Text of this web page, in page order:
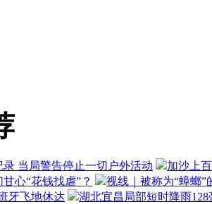
当局警告停止一切户外活动
加沙上
心“花钱找虐”？
视线｜被称为“蟑螂
牙飞地休达
湖北宜昌局部短时降雨